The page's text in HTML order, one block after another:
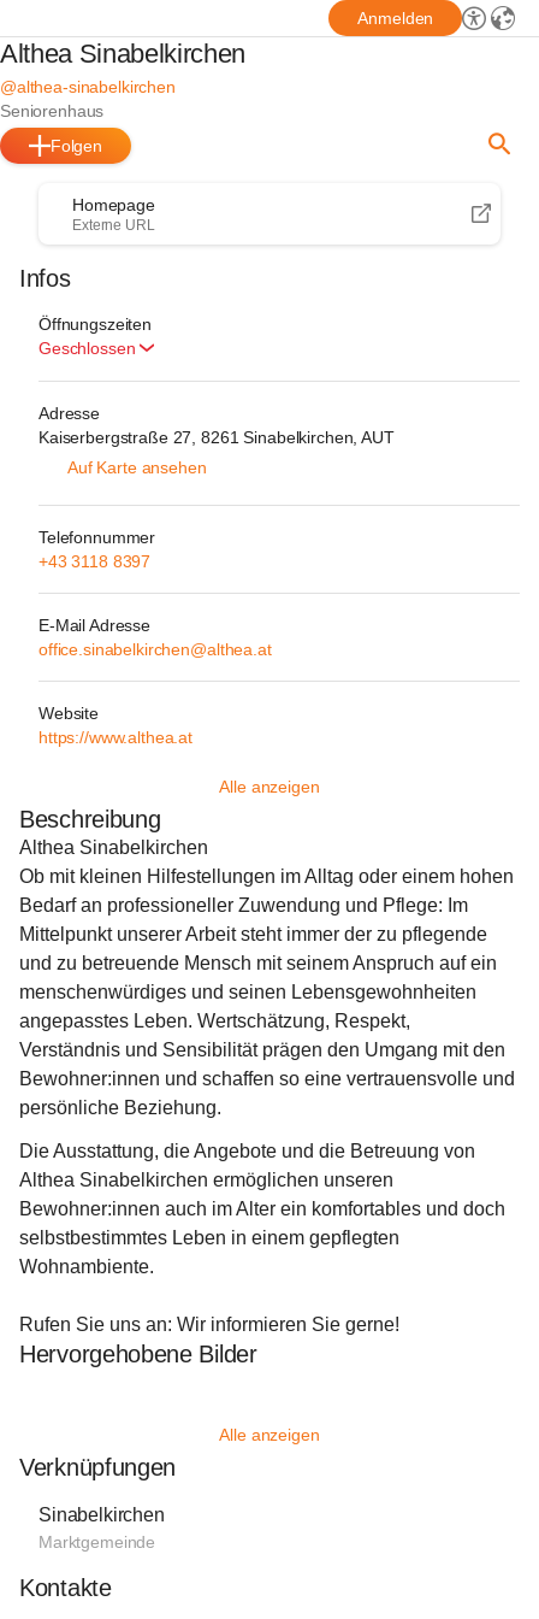
Anmelden
Althea Sinabelkirchen
@althea-sinabelkirchen
Seniorenhaus
Folgen
Homepage
Externe URL
Infos
Öffnungszeiten
Geschlossen
Adresse
Kaiserbergstraße 27, 8261 Sinabelkirchen, AUT
Auf Karte ansehen
Telefonnummer
+43 3118 8397
E-Mail Adresse
office.sinabelkirchen@althea.at
Website
https://www.althea.at
Alle anzeigen
Beschreibung
Althea Sinabelkirchen
Ob mit kleinen Hilfestellungen im Alltag oder einem hohen
Bedarf an professioneller Zuwendung und Pflege: Im
Mittelpunkt unserer Arbeit steht immer der zu pflegende
und zu betreuende Mensch mit seinem Anspruch auf ein
menschenwürdiges und seinen Lebensgewohnheiten
angepasstes Leben. Wertschätzung, Respekt,
Verständnis und Sensibilität prägen den Umgang mit den
Bewohner:innen und schaffen so eine vertrauensvolle und
persönliche Beziehung.
Die Ausstattung, die Angebote und die Betreuung von
Althea Sinabelkirchen ermöglichen unseren
Bewohner:innen auch im Alter ein komfortables und doch
selbstbestimmtes Leben in einem gepflegten
Wohnambiente.
Rufen Sie uns an: Wir informieren Sie gerne!
Hervorgehobene Bilder
Alle anzeigen
Verknüpfungen
Sinabelkirchen
Marktgemeinde
Kontakte